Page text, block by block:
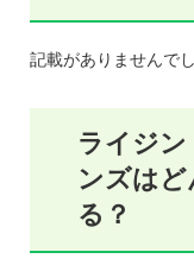
記載がありませんでし
ライジン
ンズは
る？